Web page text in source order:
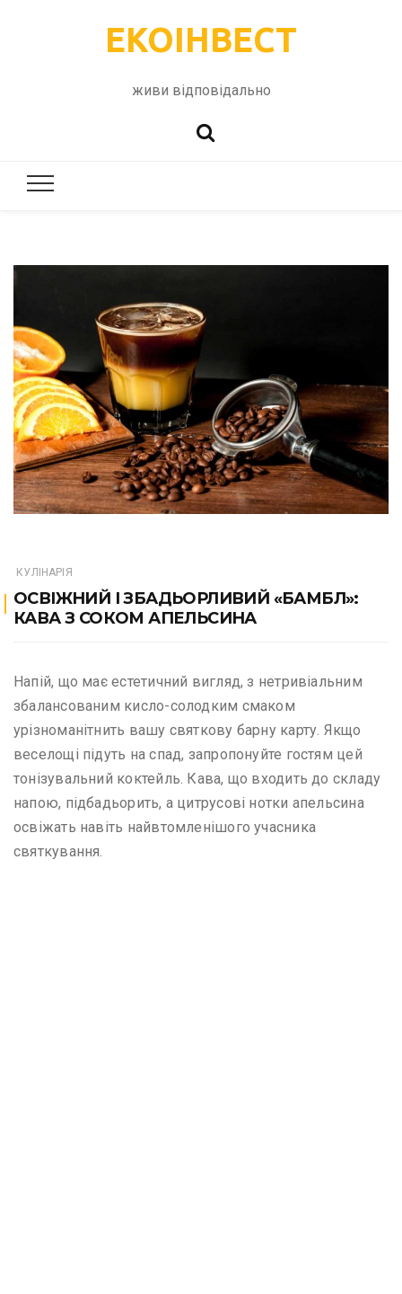
ЕКОІНВЕСТ
живи відповідально
КУЛІНАРІЯ
ОСВІЖНИЙ І ЗБАДЬОРЛИВИЙ «БАМБЛ»:
КАВА З СОКОМ АПЕЛЬСИНА
Напій, що має естетичний вигляд, з нетривіальним
збалансованим кисло-солодким смаком
урізноманітнить вашу святкову барну карту. Якщо
веселощі підуть на спад, запропонуйте гостям цей
тонізувальний коктейль. Кава, що входить до складу
напою, підбадьорить, а цитрусові нотки апельсина
освіжать навіть найвтомленішого учасника
святкування.